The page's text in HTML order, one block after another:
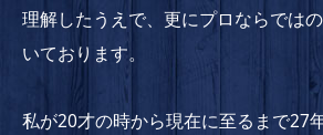
理解したうえで、更にプロならでは
いております。
私が20才の時から現在に至るまで27